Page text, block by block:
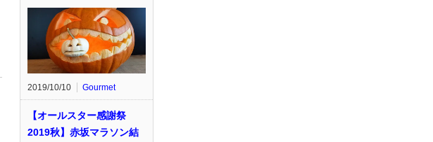
2019/10/10 Gourmet
【オールスター感謝祭
2019秋】赤坂マラソン結